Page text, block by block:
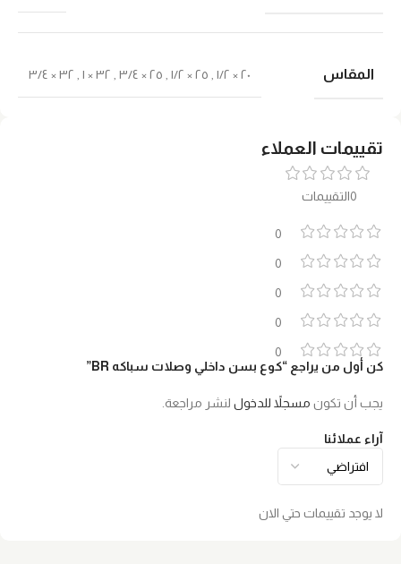
تقييمات العملاء
0التقييمات
0
0
0
0
0
آراء عملائنا
لا يوجد تقييمات حتي الان
كن أول من يراجع “كوع بسن داخلي وصلات سباكه BR”
يجب أن تكون مسجلاً للدخول لنشر مراجعة.
المقاس ٢٠ × ١/٢ ٢٥ × ١/٢ ٢٥ × ٣/٤ ٣٢ × ١ ٣٢ × ٣/٤